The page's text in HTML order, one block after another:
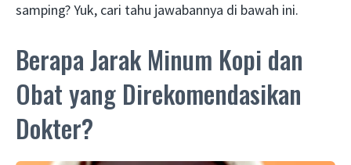
samping? Yuk, cari tahu jawabannya di bawah ini.
Berapa Jarak Minum Kopi dan
Obat yang Direkomendasikan
Dokter?